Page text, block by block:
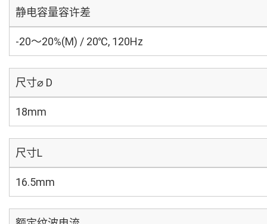
静电容量容许差
-20～20%(M) / 20℃, 120Hz
尺寸⌀ D
18mm
尺寸L
16.5mm